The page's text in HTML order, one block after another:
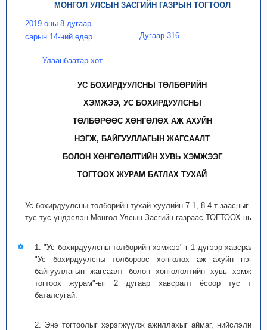
МОНГОЛ УЛСЫН ЗАСГИЙН ГАЗРЫН ТОГТООЛ
2019 оны 8 дугаар
сарын 14-ний өдөр
Дугаар 316
Улаанбаатар хот
УС БОХИРДУУЛСНЫ ТӨЛБӨРИЙН
ХЭМЖЭЭ, УС БОХИРДУУЛСНЫ
ТӨЛБӨРӨӨС ХӨНГӨЛӨХ АЖ АХУЙН
НЭГЖ, БАЙГУУЛЛАГЫН ЖАГСААЛТ
БОЛОН ХӨНГӨЛӨЛТИЙН ХУВЬ ХЭМЖЭЭГ
ТОГТООХ ЖУРАМ БАТЛАХ ТУХАЙ
Ус бохирдуулсны төлбөрийн тухай хуулийн 7.1, 8.4-т заасныг
тус тус үндэслэн Монгол Улсын Засгийн газраас ТОГТООХ нь:
1. "Ус бохирдуулсны төлбөрийн хэмжээ"-г 1 дүгээр хавсралт,
"Ус бохирдуулсны төлбөрөөс хөнгөлөх аж ахуйн нэгж,
байгууллагын жагсаалт болон хөнгөлөлтийн хувь хэмжээ
тогтоох журам"-ыг 2 дугаар хавсралт ёсоор тус тус
баталсугай.
2. Энэ тогтоолыг хэрэгжүүлж ажиллахыг аймаг, нийслэлийн